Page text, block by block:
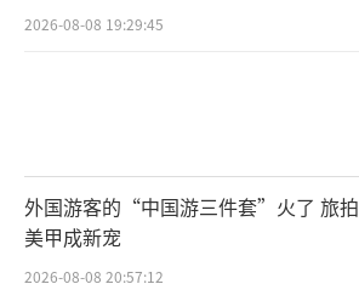
2026-08-08 19:29:45
外国游客的“中国游三件套”火了 旅拍
美甲成新宠
2026-08-08 20:57:12